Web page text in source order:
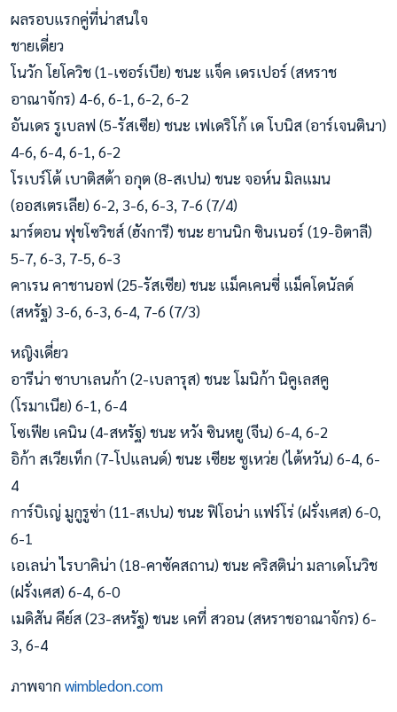
ผลรอบแรกคู่ที่น่าสนใจ
ชายเดี่ยว
โนวัก โยโควิช (1-เซอร์เบีย) ชนะ แจ็ค เดรเปอร์ (สหราช
อาณาจักร) 4-6, 6-1, 6-2, 6-2
อันเดร รูเบลฟ (5-รัสเซีย) ชนะ เฟเดริโก้ เด โบนิส (อาร์เจนตินา)
4-6, 6-4, 6-1, 6-2
โรเบร์โต้ เบาติสต้า อกุต (8-สเปน) ชนะ จอห์น มิลแมน
(ออสเตรเลีย) 6-2, 3-6, 6-3, 7-6 (7/4)
มาร์ตอน ฟุชโซวิชส์ (ฮังการี) ชนะ ยานนิก ซินเนอร์ (19-อิตาลี)
5-7, 6-3, 7-5, 6-3
คาเรน คาชานอฟ (25-รัสเซีย) ชนะ แม็คเคนซี่ แม็คโดนัลด์
(สหรัฐ) 3-6, 6-3, 6-4, 7-6 (7/3)
หญิงเดี่ยว
อารีน่า ซาบาเลนก้า (2-เบลารุส) ชนะ โมนิก้า นิคูเลสคู
(โรมาเนีย) 6-1, 6-4
โซเฟีย เคนิน (4-สหรัฐ) ชนะ หวัง ซินหยู (จีน) 6-4, 6-2
อิก้า สเวียเท็ก (7-โปแลนด์) ชนะ เซียะ ซูเหว่ย (ไต้หวัน) 6-4, 6-
4
การ์บิเญ่ มูกูรูซ่า (11-สเปน) ชนะ ฟิโอน่า แฟร์โร่ (ฝรั่งเศส) 6-0,
6-1
เอเลน่า ไรบาคิน่า (18-คาซัคสถาน) ชนะ คริสติน่า มลาเดโนวิช
(ฝรั่งเศส) 6-4, 6-0
เมดิสัน คีย์ส (23-สหรัฐ) ชนะ เคที่ สวอน (สหราชอาณาจักร) 6-
3, 6-4
ภาพจากwimbledon.com